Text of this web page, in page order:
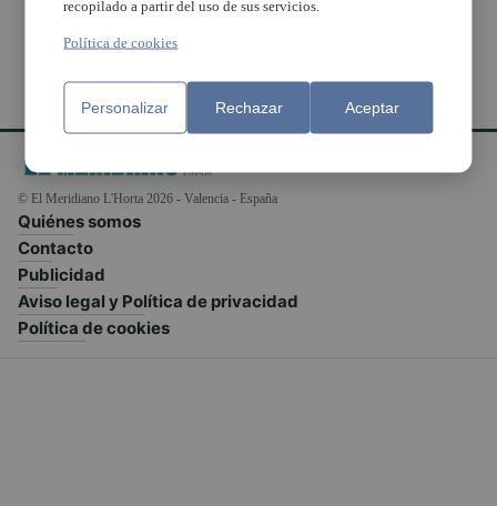
© El Meridiano L'Horta 2026 - Valencia - España
Quiénes somos
Contacto
Publicidad
Aviso legal y Política de privacidad
Política de cookies
recopilado a partir del uso de sus servicios.
Política de cookies
Personalizar Rechazar Aceptar